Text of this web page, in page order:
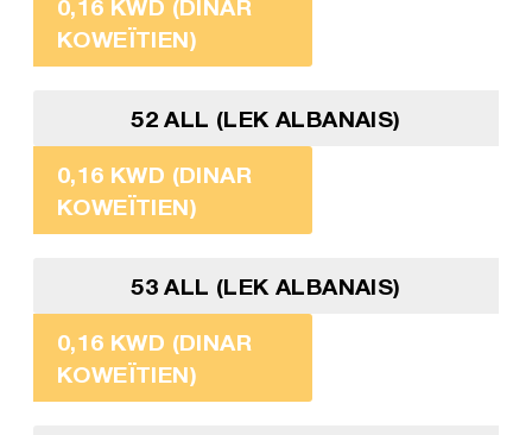
0,16 KWD (DINAR
KOWEÏTIEN)
52 ALL (LEK ALBANAIS)
0,16 KWD (DINAR
KOWEÏTIEN)
53 ALL (LEK ALBANAIS)
0,16 KWD (DINAR
KOWEÏTIEN)